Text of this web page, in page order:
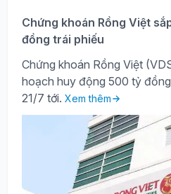
Chứng khoán Rồng Việt
đồng trái phiếu
Chứng khoán Rồng Việt
hoạch huy động 500 tỷ
21/7 tới. Xem thêm